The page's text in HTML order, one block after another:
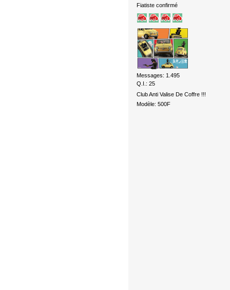
Fiatiste confirmé
Messages: 1.495
Q.I.: 25
Club Anti Valise De Coffre !!!
Modèle: 500F